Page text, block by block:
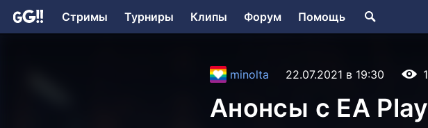
Стримы Турниры Клипы Форум Помощь
minolta 22.07.2021 в 19:30
Анонсы c EA